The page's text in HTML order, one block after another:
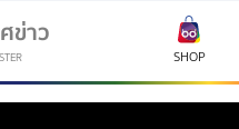
ข่าว
SHOP